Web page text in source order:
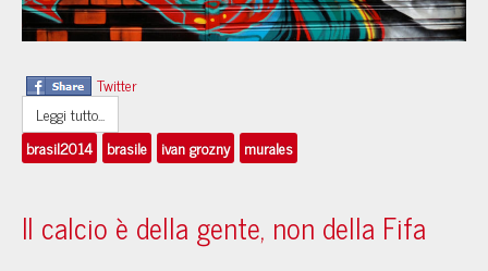
Twitter
Leggi tutto...
brasil2014 brasile ivan grozny murales
Il calcio è della gente, non della Fifa